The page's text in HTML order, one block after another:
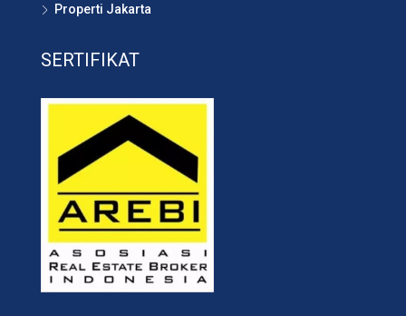
Properti Jakarta
SERTIFIKAT